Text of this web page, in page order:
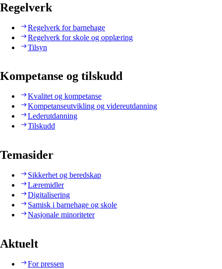
Regelverk
Regelverk for barnehage
Regelverk for skole og opplæring
Tilsyn
Kompetanse og tilskudd
Kvalitet og kompetanse
Kompetanseutvikling og videreutdanning
Lederutdanning
Tilskudd
Temasider
Sikkerhet og beredskap
Læremidler
Digitalisering
Samisk i barnehage og skole
Nasjonale minoriteter
Aktuelt
For pressen